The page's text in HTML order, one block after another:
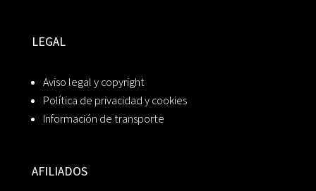
LEGAL
Aviso legal y copyright
Política de privacidad y cookies
Información de transporte
AFILIADOS